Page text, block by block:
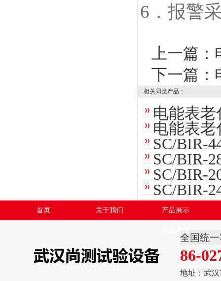
6．报警
上一篇：
下一篇：
相关同类产品：
电能表老
电能表老
SC/BIR-
SC/BIR-
SC/BIR-
SC/BIR-
首页 关于我们 产品展示
全国统
86-
地址：武